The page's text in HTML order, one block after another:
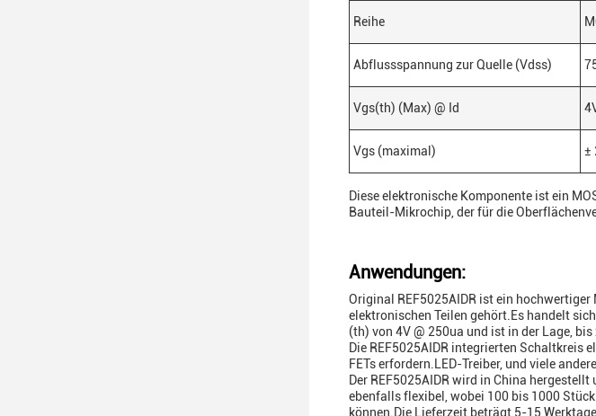
Reihe
Abflussspannung zur Quelle (Vdss)
Vgs(th) (Max) @ Id
Vgs (maximal) ±
Diese elektronische Komponente ist ein
Bauteil-Mikrochip, der für die
Anwendungen:
Original REF5025AIDR ist ein
elektronischen Teilen gehört.Es handelt
(th) von 4V @ 250ua und ist in der Lage, bis
Die REF5025AIDR integrierten Schaltkreis
FETs erfordern.LED-Treiber, und viele
Der REF5025AIDR wird in China
ebenfalls flexibel, wobei 100 bis 1000
können.Die Lieferzeit beträgt 5-15